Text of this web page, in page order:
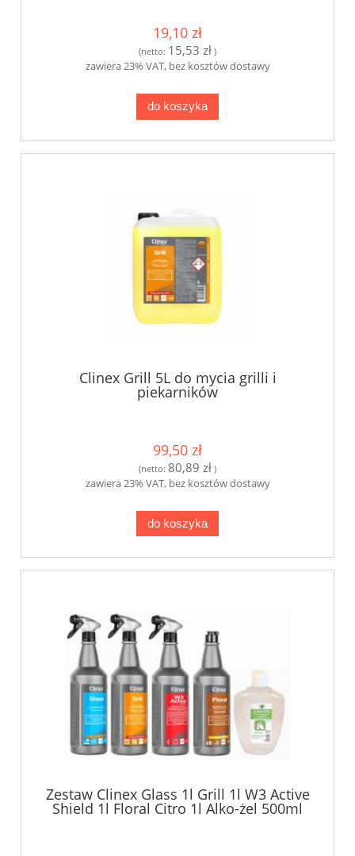
19,10 zł
(netto: 15,53 zł )
zawiera 23% VAT, bez kosztów dostawy
do koszyka
Clinex Grill 5L do mycia grilli i
piekarników
99,50 zł
(netto: 80,89 zł )
zawiera 23% VAT, bez kosztów dostawy
do koszyka
Zestaw Clinex Glass 1l Grill 1l W3 Active
Shield 1l Floral Citro 1l Alko-żel 500ml